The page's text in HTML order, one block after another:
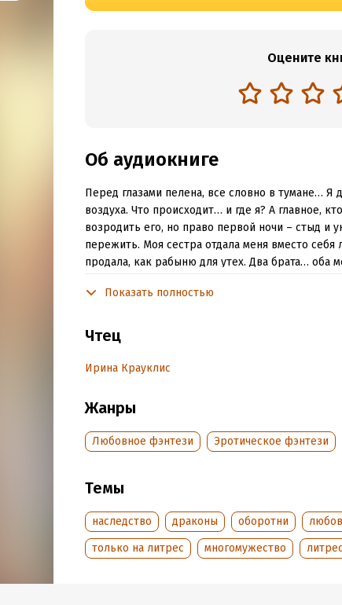
Оцените
Об аудиокниге
Перед глазами пелена, все словно в тумане… Я
воздуха. Что происходит… и где я? А главное,
возродить его, но право первой ночи – стыд и
пережить. Моя сестра отдала меня вместо себя
продала, как рабыню для утех. Два брата… оба
Подробная информация
Год издания: 2024
Показать полностью
Чтец
Ирина Крауклис
Жанры
Любовное фэнтези Эротическое фэнтези
Темы
наследство драконы оборотни
только на литрес
многомужество